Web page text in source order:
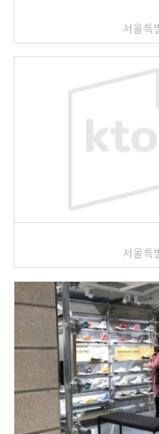
서울특
서울특